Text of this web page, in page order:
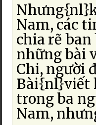
Nam, các
chia rẽ ban
những bài
Chi, người
Bài{nl}viết
trong ba
Nam,